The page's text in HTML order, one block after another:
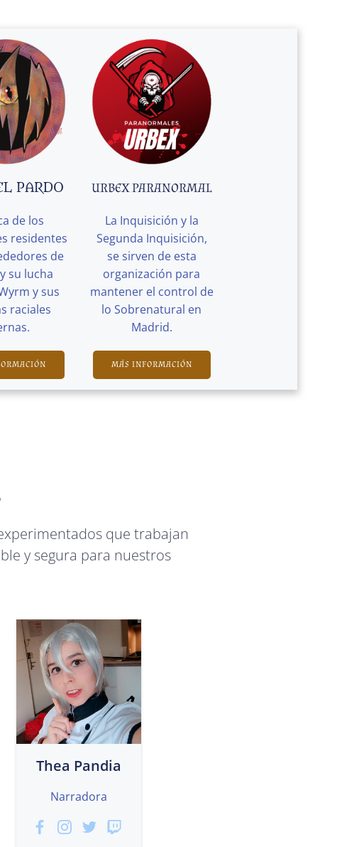
PARDO
de los
residentes
de
su lucha
y sus
raciales
URBEX PARANORMAL
La Inquisición y la
Segunda Inquisición,
se sirven de esta
organización para
mantener el control de
lo Sobrenatural en
Madrid.
MÁS INFORMACIÓN
que trabajan
y segura para nuestros
Thea Pandia
Narradora